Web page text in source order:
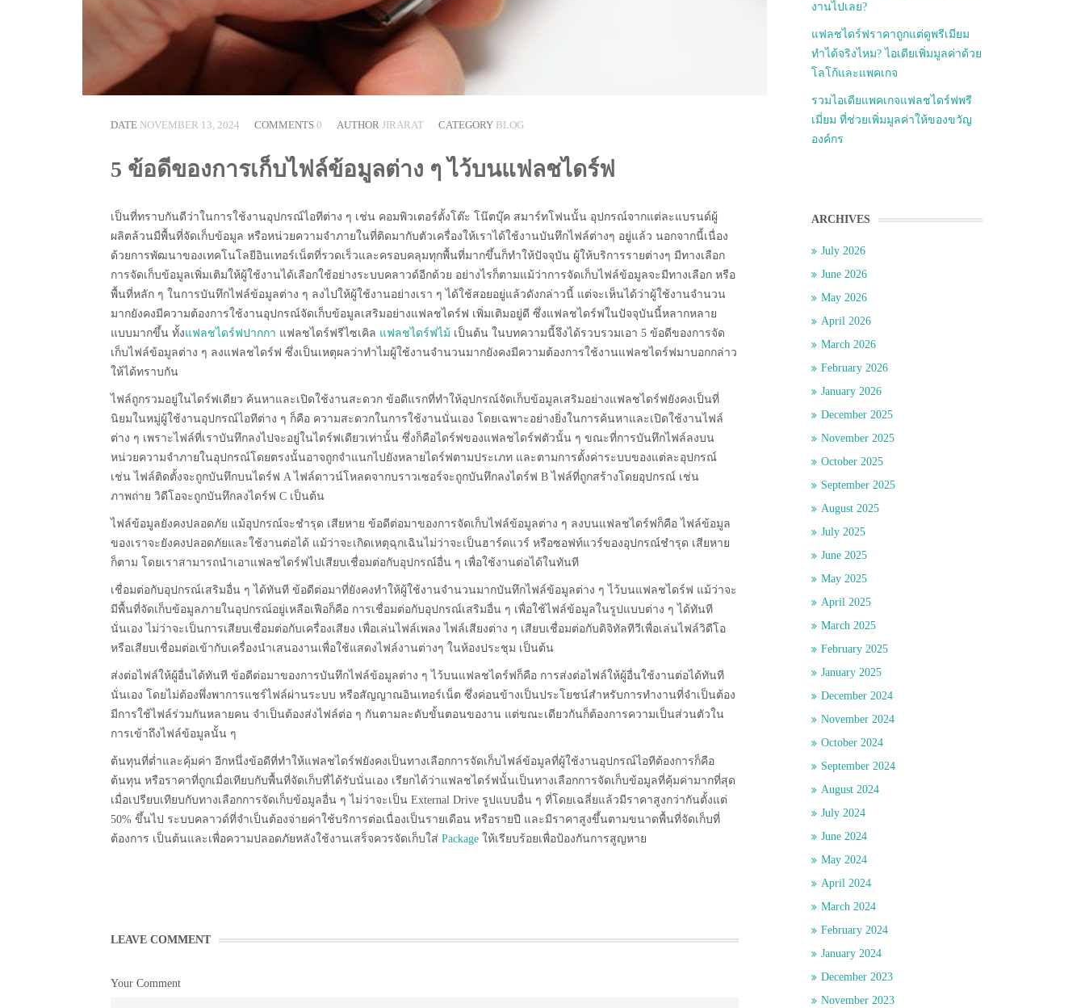
DATE NOVEMBER 13, 2024 COMMENTS 0 AUTHOR JIRARAT CATEGORY BLOG
5 ข้อดีของการเก็บไฟล์ข้อมูลต่าง ๆ ไว้บนแฟลชไดร์ฟ
เป็นที่ทราบกันดีว่าในการใช้งานอุปกรณ์ไอทีต่าง ๆ เช่น คอมพิวเตอร์ตั้งโต๊ะ โน๊ตบุ๊ค สมาร์ทโฟนนั้น อุปกรณ์จากแต่ละแบรนด์ผู้
ผลิตล้วนมีพื้นที่จัดเก็บข้อมูล หรือหน่วยความจำภายในที่ติดมากับตัวเครื่องให้เราได้ใช้งานบันทึกไฟล์ต่างๆ อยู่แล้ว นอกจากนี้เนื่อง
ด้วยการพัฒนาของเทคโนโลยีอินเทอร์เน็ตที่รวดเร็วและครอบคลุมทุกพื้นที่มากขึ้นก็ทำให้ปัจจุบัน ผู้ให้บริการรายต่างๆ มีทางเลือก
การจัดเก็บข้อมูลเพิ่มเติมให้ผู้ใช้งานได้เลือกใช้อย่างระบบคลาวด์อีกด้วย อย่างไรก็ตามแม้ว่าการจัดเก็บไฟล์ข้อมูลจะมีทางเลือก หรือ
พื้นที่หลัก ๆ ในการบันทึกไฟล์ข้อมูลต่าง ๆ ลงไปให้ผู้ใช้งานอย่างเรา ๆ ได้ใช้สอยอยู่แล้วดังกล่าวนี้ แต่จะเห็นได้ว่าผู้ใช้งานจำนวน
มากยังคงมีความต้องการใช้งานอุปกรณ์จัดเก็บข้อมูลเสริมอย่างแฟลชไดร์ฟ เพิ่มเติมอยู่ดี ซึ่งแฟลชไดร์ฟในปัจจุบันนี้หลากหลาย
แบบมากขึ้น ทั้งแฟลชไดร์ฟปากกา แฟลชไดร์ฟรีไซเคิล แฟลชไดร์ฟไม้ เป็นต้น ในบทความนี้จึงได้รวบรวมเอา 5 ข้อดีของการจัด
เก็บไฟล์ข้อมูลต่าง ๆ ลงแฟลชไดร์ฟ ซึ่งเป็นเหตุผลว่าทำไมผู้ใช้งานจำนวนมากยังคงมีความต้องการใช้งานแฟลชไดร์ฟมาบอกกล่าว
ให้ได้ทราบกัน
ไฟล์ถูกรวมอยู่ในไดร์ฟเดียว ค้นหาและเปิดใช้งานสะดวก ข้อดีแรกที่ทำให้อุปกรณ์จัดเก็บข้อมูลเสริมอย่างแฟลชไดร์ฟยังคงเป็นที่
นิยมในหมู่ผู้ใช้งานอุปกรณ์ไอทีต่าง ๆ ก็คือ ความสะดวกในการใช้งานนั่นเอง โดยเฉพาะอย่างยิ่งในการค้นหาและเปิดใช้งานไฟล์
ต่าง ๆ เพราะไฟล์ที่เราบันทึกลงไปจะอยู่ในไดร์ฟเดียวเท่านั้น ซึ่งก็คือไดร์ฟของแฟลชไดร์ฟตัวนั้น ๆ ขณะที่การบันทึกไฟล์ลงบน
หน่วยความจำภายในอุปกรณ์โดยตรงนั้นอาจถูกจำแนกไปยังหลายไดร์ฟตามประเภท และตามการตั้งค่าระบบของแต่ละอุปกรณ์
เช่น ไฟล์ติดตั้งจะถูกบันทึกบนไดร์ฟ A ไฟล์ดาวน์โหลดจากบราวเซอร์จะถูกบันทึกลงไดร์ฟ B ไฟล์ที่ถูกสร้างโดยอุปกรณ์ เช่น
ภาพถ่าย วิดีโอจะถูกบันทึกลงไดร์ฟ C เป็นต้น
ไฟล์ข้อมูลยังคงปลอดภัย แม้อุปกรณ์จะชำรุด เสียหาย ข้อดีต่อมาของการจัดเก็บไฟล์ข้อมูลต่าง ๆ ลงบนแฟลชไดร์ฟก็คือ ไฟล์ข้อมูล
ของเราจะยังคงปลอดภัยและใช้งานต่อได้ แม้ว่าจะเกิดเหตุฉุกเฉินไม่ว่าจะเป็นฮาร์ดแวร์ หรือซอฟท์แวร์ของอุปกรณ์ชำรุด เสียหาย
ก็ตาม โดยเราสามารถนำเอาแฟลชไดร์ฟไปเสียบเชื่อมต่อกับอุปกรณ์อื่น ๆ เพื่อใช้งานต่อได้ในทันที
เชื่อมต่อกับอุปกรณ์เสริมอื่น ๆ ได้ทันที ข้อดีต่อมาที่ยังคงทำให้ผู้ใช้งานจำนวนมากบันทึกไฟล์ข้อมูลต่าง ๆ ไว้บนแฟลชไดร์ฟ แม้ว่าจะ
มีพื้นที่จัดเก็บข้อมูลภายในอุปกรณ์อยู่เหลือเฟือก็คือ การเชื่อมต่อกับอุปกรณ์เสริมอื่น ๆ เพื่อใช้ไฟล์ข้อมูลในรูปแบบต่าง ๆ ได้ทันที
นั่นเอง ไม่ว่าจะเป็นการเสียบเชื่อมต่อกับเครื่องเสียง เพื่อเล่นไฟล์เพลง ไฟล์เสียงต่าง ๆ เสียบเชื่อมต่อกับดิจิทัลทีวีเพื่อเล่นไฟล์วิดีโอ
หรือเสียบเชื่อมต่อเข้ากับเครื่องนำเสนองานเพื่อใช้แสดงไฟล์งานต่างๆ ในห้องประชุม เป็นต้น
ส่งต่อไฟล์ให้ผู้อื่นได้ทันที ข้อดีต่อมาของการบันทึกไฟล์ข้อมูลต่าง ๆ ไว้บนแฟลชไดร์ฟก็คือ การส่งต่อไฟล์ให้ผู้อื่นใช้งานต่อได้ทันที
นั่นเอง โดยไม่ต้องพึ่งพาการแชร์ไฟล์ผ่านระบบ หรือสัญญาณอินเทอร์เน็ต ซึ่งค่อนข้างเป็นประโยชน์สำหรับการทำงานที่จำเป็นต้อง
มีการใช้ไฟล์ร่วมกันหลายคน จำเป็นต้องส่งไฟล์ต่อ ๆ กันตามละดับขั้นตอนของาน แต่ขณะเดียวกันก็ต้องการความเป็นส่วนตัวใน
การเข้าถึงไฟล์ข้อมูลนั้น ๆ
ต้นทุนที่ต่ำและคุ้มค่า อีกหนึ่งข้อดีที่ทำให้แฟลชไดร์ฟยังคงเป็นทางเลือกการจัดเก็บไฟล์ข้อมูลที่ผู้ใช้งานอุปกรณ์ไอทีต้องการก็คือ
ต้นทุน หรือราคาที่ถูกเมื่อเทียบกับพื้นที่จัดเก็บที่ได้รับนั่นเอง เรียกได้ว่าแฟลชไดร์ฟนั้นเป็นทางเลือกการจัดเก็บข้อมูลที่คุ้มค่ามากที่สุด
เมื่อเปรียบเทียบกับทางเลือกการจัดเก็บข้อมูลอื่น ๆ ไม่ว่าจะเป็น External Drive รูปแบบอื่น ๆ ที่โดยเฉลี่ยแล้วมีราคาสูงกว่ากันตั้งแต่
50% ขึ้นไป ระบบคลาวด์ที่จำเป็นต้องจ่ายค่าใช้บริการต่อเนื่องเป็นรายเดือน หรือรายปี และมีราคาสูงขึ้นตามขนาดพื้นที่จัดเก็บที่
ต้องการ เป็นต้นและเพื่อความปลอดภัยหลังใช้งานเสร็จควรจัดเก็บใส่ Package ให้เรียบร้อยเพื่อป้องกันการสูญหาย
LEAVE COMMENT
Your Comment
งานไปเลย?
แฟลชไดร์ฟราคาถูกแต่ดูพรีเมียม
ทำได้จริงไหม? ไอเดียเพิ่มมูลค่าด้วย
โลโก้และแพคเกจ
รวมไอเดียแพคเกจแฟลชไดร์ฟพรี
เมี่ยม ที่ช่วยเพิ่มมูลค่าให้ของขวัญ
องค์กร
ARCHIVES
July 2026
June 2026
May 2026
April 2026
March 2026
February 2026
January 2026
December 2025
November 2025
October 2025
September 2025
August 2025
July 2025
June 2025
May 2025
April 2025
March 2025
February 2025
January 2025
December 2024
November 2024
October 2024
September 2024
August 2024
July 2024
June 2024
May 2024
April 2024
March 2024
February 2024
January 2024
December 2023
November 2023